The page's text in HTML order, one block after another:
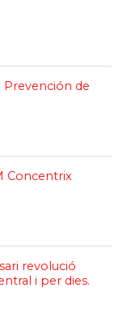
Prevención de
Concentrix
revolució
i per dies.